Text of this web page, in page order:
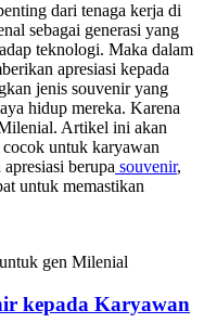
dari tenaga kerja di
sebagai generasi yang
teknologi. Maka dalam
apresiasi kepada
jenis souvenir yang
hidup mereka. Karena
Artikel ini akan
cocok untuk karyawan
berupa souvenir,
untuk memastikan
gen Milenial
kepada Karyawan